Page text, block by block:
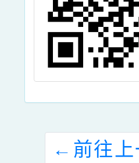
← 前往上